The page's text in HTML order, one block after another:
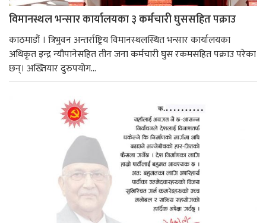
विमानस्थल भन्सार कार्यालयका ३ कर्मचारी घुससहित पक्राउ
काठमाडौं । त्रिभुवन अन्तर्राष्ट्रिय विमानस्थलस्थित भन्सार कार्यालयका
अधिकृत इन्द्र न्यौपानेसहित तीन जना कर्मचारी घुस रकमसहित पक्राउ परेका
छन्। अख्तियार दुरुपयोग...